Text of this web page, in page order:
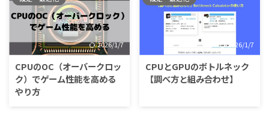
2026/1/7
CPUのOC（オーバークロッ
ク）でゲーム性能を高める
やり方
2026/1/7
CPUとGPUのボトルネック
【調べ方と組み合わせ】